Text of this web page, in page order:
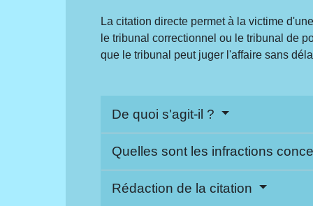
La citation directe permet à la victime
le tribunal correctionnel ou le tribunal de
que le tribunal peut juger l'affaire sans
De quoi s'agit-il ?
Quelles sont les infractions
Rédaction de la citation